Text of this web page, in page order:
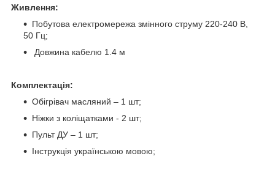
Живлення:
Побутова електромережа змінного струму 220-240 В,
50 Гц;
Довжина кабелю 1.4 м
Комплектація:
Обігрівач масляний – 1 шт;
Ніжки з коліщатками - 2 шт;
Пульт ДУ – 1 шт;
Інструкція українською мовою;